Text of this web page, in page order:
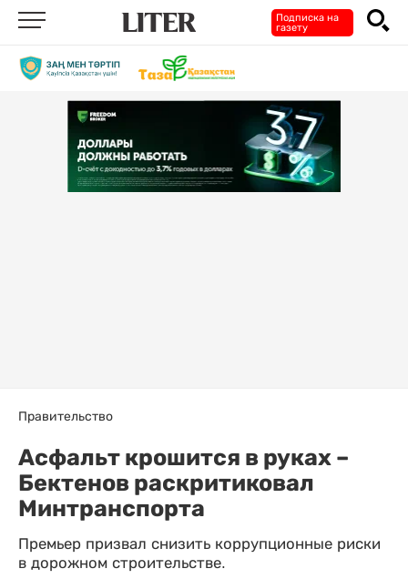
Подписка на
газету
Правительство
Асфальт крошится в руках –
Бектенов раскритиковал
Минтранспорта
Премьер призвал снизить коррупционные риски
в дорожном строительстве.